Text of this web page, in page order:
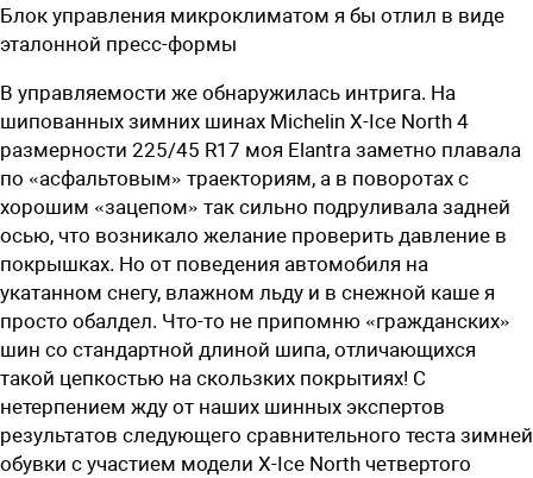
Блок управления микроклиматом я бы отлил в виде
эталонной пресс-формы
В управляемости же обнаружилась интрига. На
шипованных зимних шинах Michelin X-Ice North 4
размерности 225/45 R17 моя Elantra заметно плавала
по «асфальтовым» траекториям, а в поворотах с
хорошим «зацепом» так сильно подруливала задней
осью, что возникало желание проверить давление в
покрышках. Но от поведения автомобиля на
укатанном снегу, влажном льду и в снежной каше я
просто обалдел. ­Что-то не припомню «гражданских»
шин со стандартной длиной шипа, отличающихся
такой цепкостью на скользких покрытиях! С
нетерпением жду от наших шинных экспертов
результатов следующего сравнительного теста зимней
обувки с участием модели X-Ice North четвертого